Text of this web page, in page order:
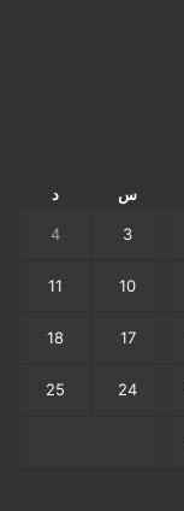
س د
3
4
10
11
17
18
24
25